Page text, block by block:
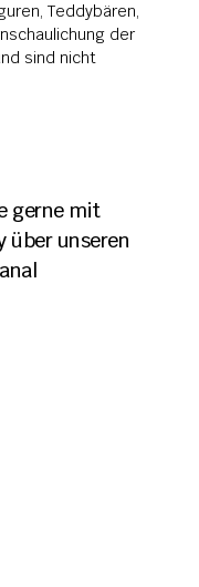
Teddybären,
der
sind nicht
gerne mit
über unseren